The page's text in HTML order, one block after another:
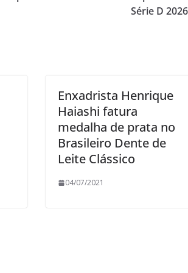
Série D 2026
Enxadrista Henrique
Haiashi fatura
medalha de prata no
Brasileiro Dente de
Leite Clássico
04/07/2021